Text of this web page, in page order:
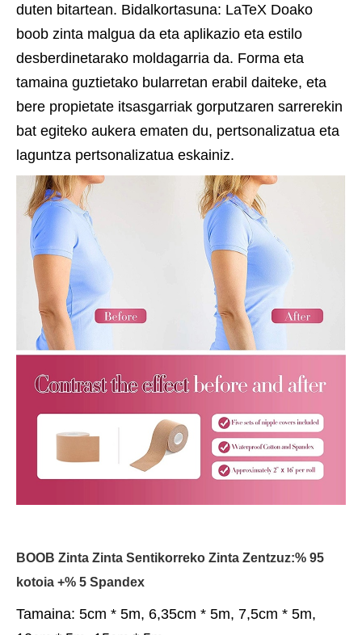
duten bitartean. Bidalkortasuna: LaTeX Doako
boob zinta malgua da eta aplikazio eta estilo
desberdinetarako moldagarria da. Forma eta
tamaina guztietako bularretan erabil daiteke, eta
bere propietate itsasgarriak gorputzaren sarrerekin
bat egiteko aukera ematen du, pertsonalizatua eta
laguntza pertsonalizatua eskainiz.
BOOB Zinta Zinta Sentikorreko Zinta Zentzuz:% 95
kotoia +% 5 Spandex
Tamaina: 5cm * 5m, 6,35cm * 5m, 7,5cm * 5m,